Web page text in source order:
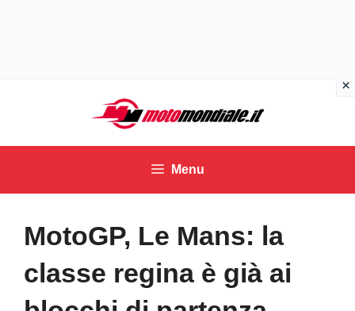
contenuto
Menu
MotoGP, Le Mans: la
classe regina è già ai